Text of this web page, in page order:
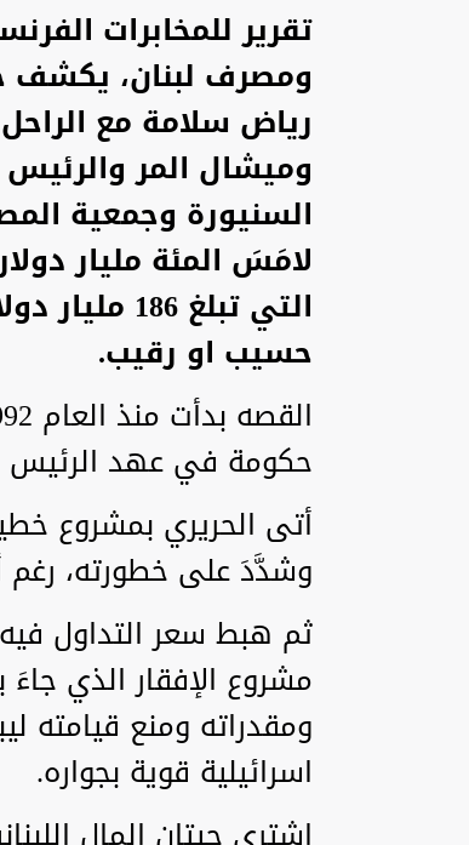
تقرير للمخابرات
ومصرف لبنان، يكشف
رياض سلامة مع
وميشال المر
السنيورة وجمعية
لامَسَ المئة مليار
التي تبلغ
حسيب او رقيب.
حكومة في عهد الرئيس
أتى الحريري بمشروع
وشدَّدَ على خطورته، رغم
مشروع الإفقار الذي
ومقدراته ومنع
اسرائيلية قوية بجواره.